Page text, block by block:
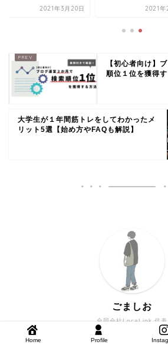
2021年3月20日 2021年2月
【初心者向け】
順位１位を獲得
大学生が１年間筋トレをしてわかったメ
リット5選【始め方やFAQも解説】
合同会社LocaLink 代表
ごましお
都内Web企業にて2年間勤めたのち
Home Profile